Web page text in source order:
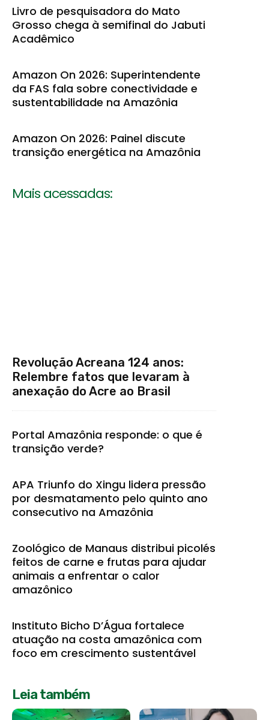
Livro de pesquisadora do Mato
Grosso chega à semifinal do Jabuti
Acadêmico
Amazon On 2026: Superintendente
da FAS fala sobre conectividade e
sustentabilidade na Amazônia
Amazon On 2026: Painel discute
transição energética na Amazônia
Mais acessadas:
Revolução Acreana 124 anos:
Relembre fatos que levaram à
anexação do Acre ao Brasil
Portal Amazônia responde: o que é
transição verde?
APA Triunfo do Xingu lidera pressão
por desmatamento pelo quinto ano
consecutivo na Amazônia
Zoológico de Manaus distribui picolés
feitos de carne e frutas para ajudar
animais a enfrentar o calor
amazônico
Instituto Bicho D’Água fortalece
atuação na costa amazônica com
foco em crescimento sustentável
Leia também